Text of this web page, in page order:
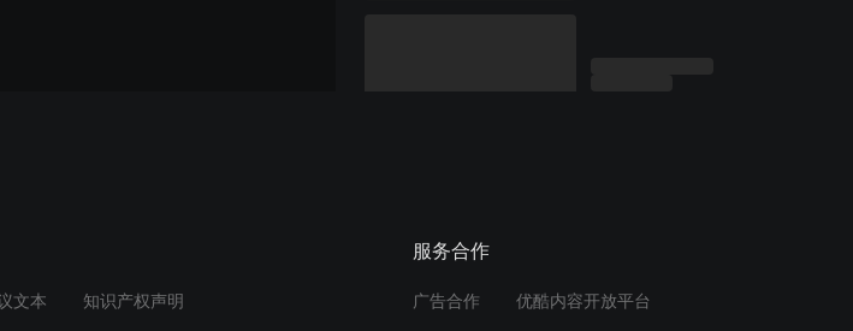
文本 知识产权声明
服务合作
广告合作 优酷内容开放平台